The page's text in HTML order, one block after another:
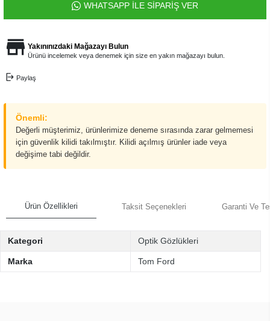
WHATSAPP İLE SİPARİŞ VER
Yakınınızdaki Mağazayı Bulun
Ürünü incelemek veya denemek için size en yakın mağazayı bulun.
Paylaş
Önemli:
Değerli müşterimiz, ürünlerimize deneme sırasında zarar gelmemesi
için güvenlik kilidi takılmıştır. Kilidi açılmış ürünler iade veya
değişime tabi değildir.
Ürün Özellikleri Taksit Seçenekleri Garanti Ve
Kategori Optik Gözlükleri
Marka Tom Ford